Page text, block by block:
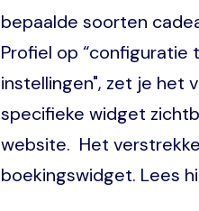
bepaalde soorten
Profiel op “configuratie
instellingen", zet je het
specifieke widget
website. Het
boekingswidget. Lees